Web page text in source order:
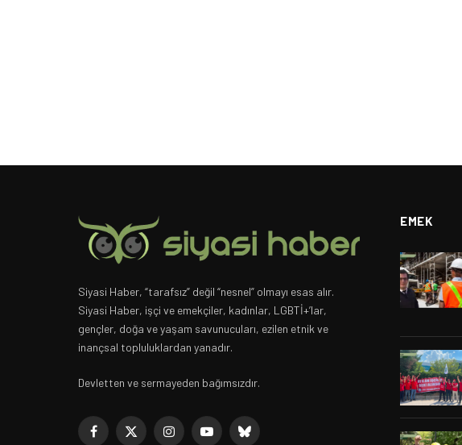
Siyasi Haber, “tarafsız” değil “nesnel” olmayı esas alır.
Siyasi Haber, işçi ve emekçiler, kadınlar, LGBTİ+’lar,
gençler, doğa ve yaşam savunucuları, ezilen etnik ve
inançsal topluluklardan yanadır.
Devletten ve sermayeden bağımsızdır.
Facebook
X InstagramYouTubeBluesky
EMEK